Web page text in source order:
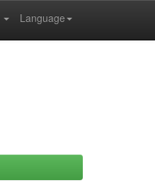
Language